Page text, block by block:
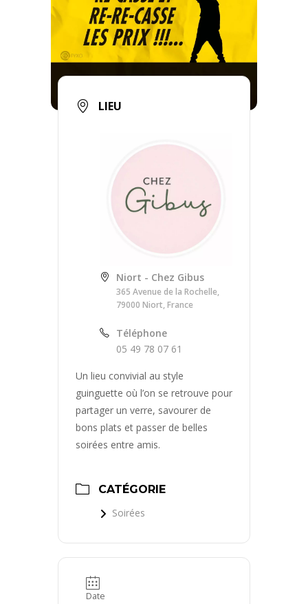
LIEU
Niort - Chez Gibus
365 Avenue de la Rochelle,
79000 Niort, France
Téléphone
05 49 78 07 61
Un lieu convivial au style
guinguette où l’on se retrouve pour
partager un verre, savourer de
bons plats et passer de belles
soirées entre amis.
CATÉGORIE
Soirées
Date